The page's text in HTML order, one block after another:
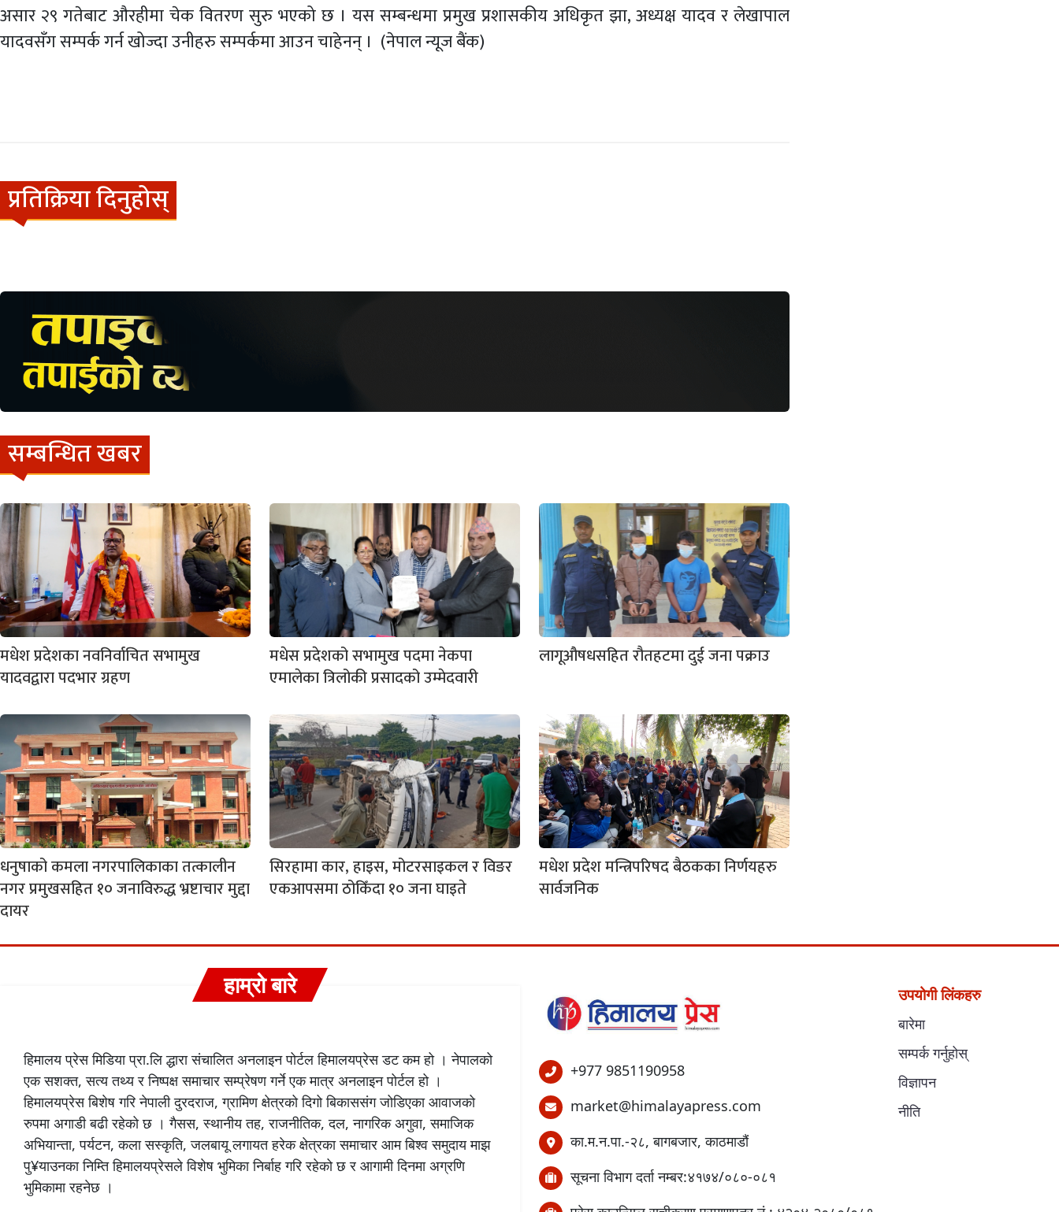
असार २९ गतेबाट औरहीमा चेक वितरण सुरु भएको छ । यस सम्बन्धमा प्रमुख प्रशासकीय अधिकृत झा, अध्यक्ष यादव र लेखापाल
यादवसँग सम्पर्क गर्न खोज्दा उनीहरु सम्पर्कमा आउन चाहेनन् । (नेपाल न्यूज बैंक)
प्रतिक्रिया दिनुहोस्
सम्बन्धित खबर
मधेश प्रदेशका नवनिर्वाचित सभामुख
यादवद्वारा पदभार ग्रहण
मधेस प्रदेशको सभामुख पदमा नेकपा
एमालेका त्रिलोकी प्रसादको उम्मेदवारी
लागूऔषधसहित रौतहटमा दुई जना पक्राउ
धनुषाको कमला नगरपालिकाका तत्कालीन
नगर प्रमुखसहित १० जनाविरुद्ध भ्रष्टाचार मुद्दा
दायर
सिरहामा कार, हाइस, मोटरसाइकल र विङर
एकआपसमा ठोकिँदा १० जना घाइते
मधेश प्रदेश मन्त्रिपरिषद बैठकका निर्णयहरु
सार्वजनिक
हाम्रो बारे
हिमालय प्रेस मिडिया प्रा.लि द्धारा संचालित अनलाइन पोर्टल हिमालयप्रेस डट कम हो । नेपालको
एक सशक्त, सत्य तथ्य र निष्पक्ष समाचार सम्प्रेषण गर्ने एक मात्र अनलाइन पोर्टल हो ।
हिमालयप्रेस बिशेष गरि नेपाली दुरदराज, ग्रामिण क्षेत्रको दिगो बिकाससंग जोडिएका आवाजको
रुपमा अगाडी बढी रहेको छ । गैसस, स्थानीय तह, राजनीतिक, दल, नागरिक अगुवा, समाजिक
अभियान्ता, पर्यटन, कला सस्कृति, जलबायू लगायत हरेक क्षेत्रका समाचार आम बिश्व समुदाय माझ
पु¥याउनका निम्ति हिमालयप्रेसले विशेष भुमिका निर्बाह गरि रहेको छ र आगामी दिनमा अग्रणि
भुमिकामा रहनेछ ।
+977 9851190958
market@himalayapress.com
का.म.न.पा.-२८, बागबजार, काठमाडौं
सूचना विभाग दर्ता नम्बर:४१७४/०८०-०८१
उपयोगी लिंकहरु
बारेमा
सम्पर्क गर्नुहोस्
विज्ञापन
नीति